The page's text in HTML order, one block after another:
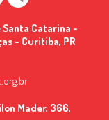
Catarina -
- Curitiba, PR
Mader, 366,